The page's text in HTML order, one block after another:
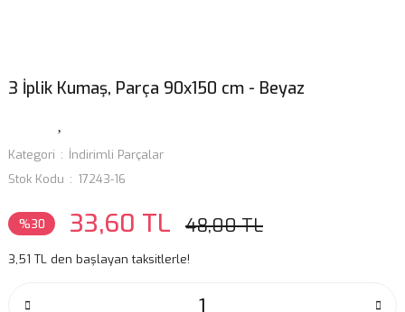
3 İplik Kumaş, Parça 90x150 cm - Beyaz
Kategori
İndirimli Parçalar
Stok Kodu
17243-16
%30 33,60 TL 48,00 TL
3,51 TL den başlayan taksitlerle!